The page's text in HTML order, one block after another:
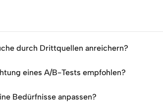
durch Drittquellen anreichern?
eines A/B-Tests empfohlen?
Bedürfnisse anpassen?